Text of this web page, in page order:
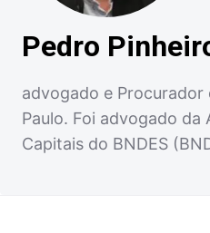
Pedro
advogado e Procurador
Paulo. Foi advogado da
Capitais do BNDES